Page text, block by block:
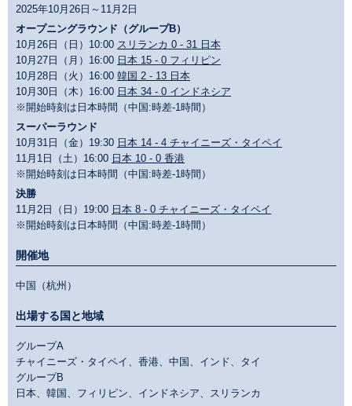
2025年10月26日～11月2日
オープニングラウンド（グループB）
10月26日（日）10:00 スリランカ 0 - 31 日本
10月27日（月）16:00 日本 15 - 0 フィリピン
10月28日（火）16:00 韓国 2 - 13 日本
10月30日（木）16:00 日本 34 - 0 インドネシア
※開始時刻は日本時間（中国:時差-1時間）
スーパーラウンド
10月31日（金）19:30 日本 14 - 4 チャイニーズ・タイペイ
11月1日（土）16:00 日本 10 - 0 香港
※開始時刻は日本時間（中国:時差-1時間）
決勝
11月2日（日）19:00 日本 8 - 0 チャイニーズ・タイペイ
※開始時刻は日本時間（中国:時差-1時間）
開催地
中国（杭州）
出場する国と地域
グループA
チャイニーズ・タイペイ、香港、中国、インド、タイ
グループB
日本、韓国、フィリピン、インドネシア、スリランカ